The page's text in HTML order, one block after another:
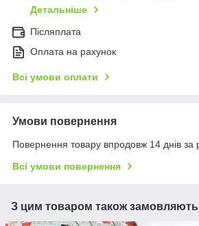
Детальніше
Післяплата
Оплата на рахунок
Всі умови оплати
Умови повернення
Повернення товару впродовж 14 днів за
Всі умови повернення
З цим товаром також замовляють